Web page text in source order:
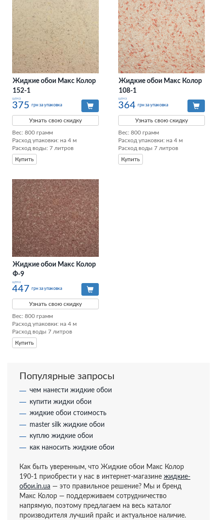
Жидкие обои Макс Колор
152-1
цена
375 грн за упаковка
Узнать свою скидку
Вес: 800 грамм
Расход упаковки: на 4 м
Расход воды: 7 литров
Купить
Жидкие обои Макс Колор
108-1
цена
364 грн за упаковка
Узнать свою скидку
Вес: 800 грамм
Расход упаковки: на 4 м
Расход воды 7 литров
Купить
Жидкие обои Макс Колор
Ф-9
цена
447 грн за упаковка
Узнать свою скидку
Вес: 800 грамм
Расход упаковки: на 4 м
Расход воды 7 литров
Купить
Популярные запросы
чем нанести жидкие обои
купити жидки обои
жидкие обои стоимость
master silk жидкие обои
куплю жидкие обои
как наносить жидкие обои
Как быть уверенным, что Жидкие обои Макс Колор
190-1 приобрести у нас в интернет-магазине жидкие-
обои.in.ua — это правильное решение? Мы и бренд
Макс Колор — поддерживаем сотрудничество
напрямую, поэтому предлагаем на весь каталог
производителя лучший прайс и актуальное наличие.